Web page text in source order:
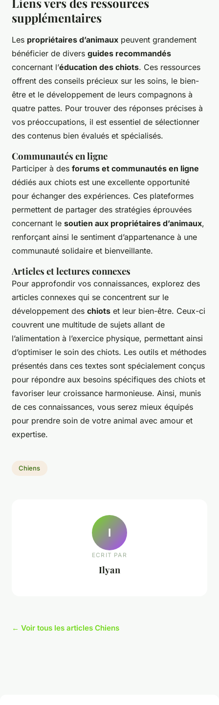
supplémentaires
Les propriétaires d’animaux peuvent grandement
bénéficier de divers guides recommandés
concernant l’éducation des chiots. Ces ressources
offrent des conseils précieux sur les soins, le bien-
être et le développement de leurs compagnons à
quatre pattes. Pour trouver des réponses précises à
vos préoccupations, il est essentiel de sélectionner
des contenus bien évalués et spécialisés.
Communautés en ligne
Participer à des forums et communautés en ligne
dédiés aux chiots est une excellente opportunité
pour échanger des expériences. Ces plateformes
permettent de partager des stratégies éprouvées
concernant le soutien aux propriétaires d’animaux,
renforçant ainsi le sentiment d’appartenance à une
communauté solidaire et bienveillante.
Articles et lectures connexes
Pour approfondir vos connaissances, explorez des
articles connexes qui se concentrent sur le
développement des chiots et leur bien-être. Ceux-ci
couvrent une multitude de sujets allant de
l’alimentation à l’exercice physique, permettant ainsi
d’optimiser le soin des chiots. Les outils et méthodes
présentés dans ces textes sont spécialement conçus
pour répondre aux besoins spécifiques des chiots et
favoriser leur croissance harmonieuse. Ainsi, munis
de ces connaissances, vous serez mieux équipés
pour prendre soin de votre animal avec amour et
expertise.
Chiens
I
ECRIT PAR
Ilyan
← Voir tous les articles Chiens